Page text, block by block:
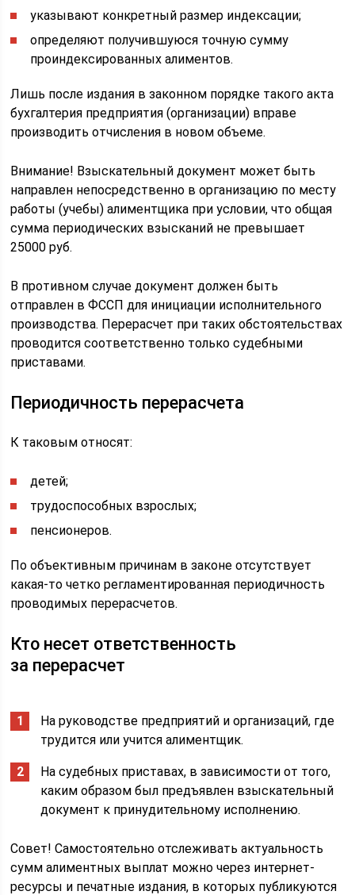
указывают конкретный размер индексации;
определяют получившуюся точную сумму
проиндексированных алиментов.
Лишь после издания в законном порядке такого акта
бухгалтерия предприятия (организации) вправе
производить отчисления в новом объеме.
Внимание! Взыскательный документ может быть
направлен непосредственно в организацию по месту
работы (учебы) алиментщика при условии, что общая
сумма периодических взысканий не превышает
25000 руб.
В противном случае документ должен быть
отправлен в ФССП для инициации исполнительного
производства. Перерасчет при таких обстоятельствах
проводится соответственно только судебными
приставами.
Периодичность перерасчета
К таковым относят:
детей;
трудоспособных взрослых;
пенсионеров.
По объективным причинам в законе отсутствует
какая-то четко регламентированная периодичность
проводимых перерасчетов.
Кто несет ответственность
за перерасчет
На руководстве предприятий и организаций, где
трудится или учится алиментщик.
На судебных приставах, в зависимости от того,
каким образом был предъявлен взыскательный
документ к принудительному исполнению.
Совет! Самостоятельно отслеживать актуальность
сумм алиментных выплат можно через интернет-
ресурсы и печатные издания, в которых публикуются